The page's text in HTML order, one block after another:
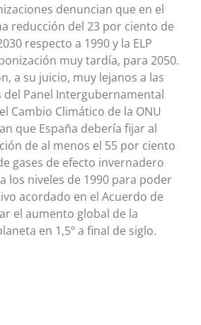
denuncian que en el
reducción del 23 por ciento de
respecto a 1990 y la ELP
muy tardía, para 2050.
a su juicio, muy lejanos a las
Panel Intergubernamental
Cambio Climático de la ONU
que España debería fijar al
de al menos el 55 por ciento
gases de efecto invernadero
los niveles de 1990 para poder
acordado en el Acuerdo de
el aumento global de la
en 1,5º a final de siglo.